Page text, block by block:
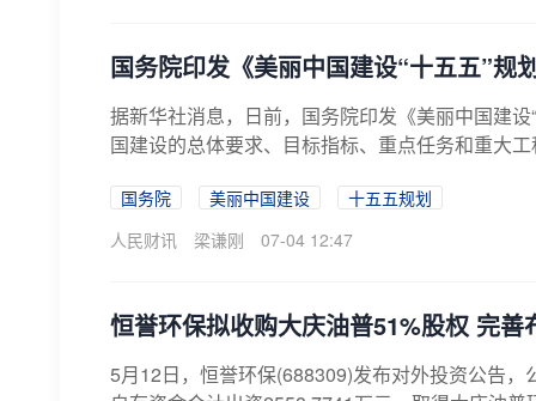
国务院印发《美丽中国建设“十五五”规
据新华社消息，日前，国务院印发《美丽中国建
国建设的总体要求、目标指标、重点任务和重大
国务院 美丽中国建设
十五五规划
人民财讯
梁谦刚 07-04 12:47
恒誉环保拟收购大庆油普51%股权 完善
5月12日，恒誉环保(688309)发布对外投资公告